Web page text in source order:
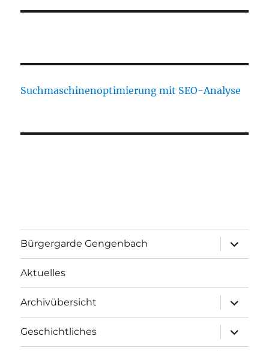
Suchmaschinenoptimierung mit SEO-Analyse
Bürgergarde Gengenbach
anzeigen
Aktuelles
Archivübersicht
anzeigen
Geschichtliches
anzeigen